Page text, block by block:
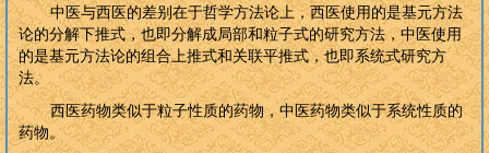
中医与西医的差别在于哲学方法论上，西医使用的是基元方法
论的分解下推式，也即分解成局部和粒子式的研究方法，中医使用
的是基元方法论的组合上推式和关联平推式，也即系统式研究方
法。
西医药物类似于粒子性质的药物，中医药物类似于系统性质的
药物。